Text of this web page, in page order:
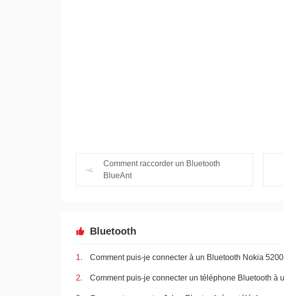
Comment raccorder un Bluetooth
BlueAnt
Bluetooth
Comment puis-je connecter à un Bluetooth Nokia 5200